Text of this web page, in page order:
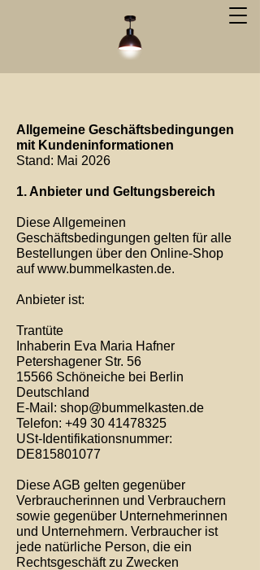
Allgemeine Geschäftsbedingungen
mit Kundeninformationen
Stand: Mai 2026
1. Anbieter und Geltungsbereich
Diese Allgemeinen
Geschäftsbedingungen gelten für alle
Bestellungen über den Online-Shop
aufwww.bummelkasten.de.
Anbieter ist:
Trantüte
Inhaberin Eva Maria Hafner
Petershagener Str. 56
15566 Schöneiche bei Berlin
Deutschland
E-Mail: shop@bummelkasten.de
Telefon: +49 30 41478325
USt-Identifikationsnummer:
DE815801077
Diese AGB gelten gegenüber
Verbraucherinnen und Verbrauchern
sowie gegenüber Unternehmerinnen
und Unternehmern. Verbraucher ist
jede natürliche Person, die ein
Rechtsgeschäft zu Zwecken